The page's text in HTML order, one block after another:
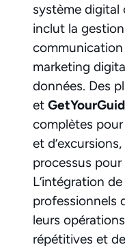
système digital
inclut la
communication
marketing
données. Des
et
complètes pour
et
processus
L’intégration
professionnels
leurs
répétitives et